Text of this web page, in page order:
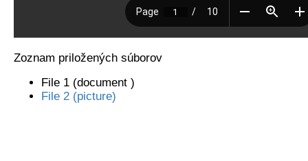
Zoznam priložených súborov
File 1 (document )
File 2 (picture)